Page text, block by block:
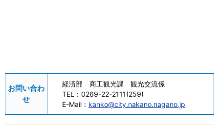
お問い合わ
せ
経済部 商工観光課 観光交流係
TEL： 0269-22-2111(259)
E-Mail： kanko@city.nakano.nagano.jp